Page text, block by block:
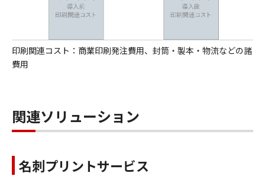
印刷関連コスト：商業印刷発注費用、封筒・製本・物流などの諸
費用
関連ソリューション
名刺プリントサービス